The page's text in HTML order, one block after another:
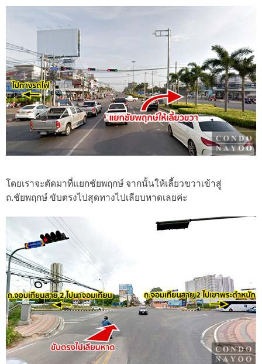
โดยเราจะตัดมาที่แยกชัยพฤกษ์ จากนั้นให้เลี้ยวขวาเข้าสู่
ถ.ชัยพฤกษ์ ขับตรงไปสุดทางไปเลียบหาดเลยค่ะ